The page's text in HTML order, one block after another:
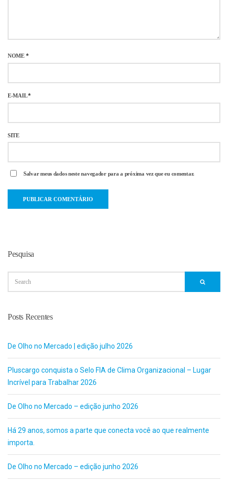
NOME *
E-MAIL*
SITE
Salvar meus dados neste navegador para a próxima vez que eu comentar.
Pesquisa
Posts Recentes
De Olho no Mercado | edição julho 2026
Pluscargo conquista o Selo FIA de Clima Organizacional – Lugar
Incrível para Trabalhar 2026
De Olho no Mercado – edição junho 2026
Há 29 anos, somos a parte que conecta você ao que realmente
importa.
De Olho no Mercado – edição junho 2026